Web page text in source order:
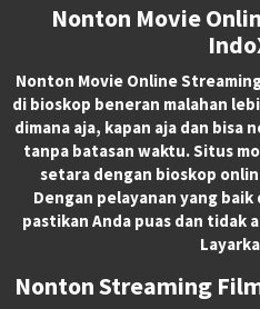
Nonton Movie
Nonton Movie Online
di bioskop beneran malahan
dimana aja, kapan aja dan bisa
tanpa batasan waktu. Situs
setara dengan bioskop
Dengan pelayanan yang
pastikan Anda puas dan tidak
Nonton Streaming